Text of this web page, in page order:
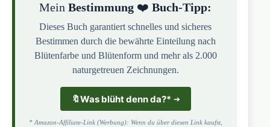
MeinBestimmung ❤️Buch-Tipp:
Dieses Buch garantiert schnelles und sicheres
Bestimmen durch die bewährte Einteilung nach
Blütenfarbe und Blütenform und mehr als 2.000
naturgetreuen Zeichnungen.
🔖Was blüht denn da?*
* Amazon-Affiliate-Link (Werbung): Wenn du über diesen Link kaufst,